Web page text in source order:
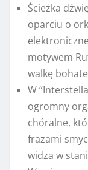
Ścieżka
oparciu o
motywem
walkę
W
ogromny
chóralne,
frazami
widza w